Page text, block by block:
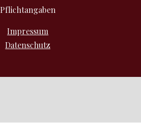
Pflichtangaben
Impressum
Datenschutz